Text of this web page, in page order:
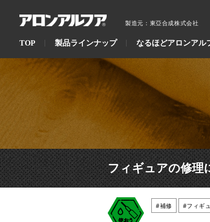
製造元：東亞合成株式会社
TOP 製品ラインナップ なるほどアロンアル
フィギュアの修理
#補修 #フィギ